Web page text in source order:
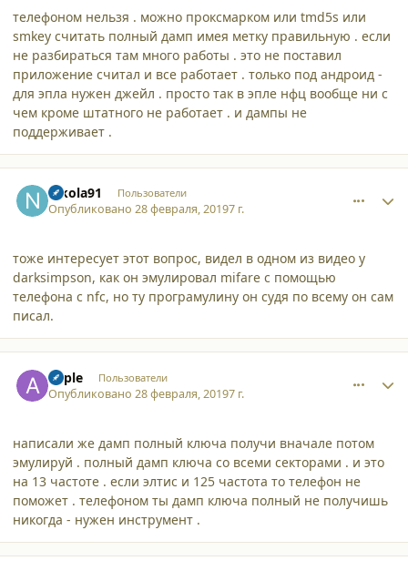
телефоном нельзя . можно проксмарком или tmd5s или
smkey считать полный дамп имея метку правильную . если
не разбираться там много работы . это не поставил
приложение считал и все работает . только под андроид -
для эпла нужен джейл . просто так в эпле нфц вообще ни с
чем кроме штатного не работает . и дампы не
поддерживает .
nikola91 Пользователи
Опубликовано28 февраля, 20197 г.
тоже интересует этот вопрос, видел в одном из видео у
darksimpson, как он эмулировал mifare с помощью
телефона с nfc, но ту програмулину он судя по всему он сам
писал.
apple Пользователи
Опубликовано28 февраля, 20197 г.
написали же дамп полный ключа получи вначале потом
эмулируй . полный дамп ключа со всеми секторами . и это
на 13 частоте . если элтис и 125 частота то телефон не
поможет . телефоном ты дамп ключа полный не получишь
никогда - нужен инструмент .